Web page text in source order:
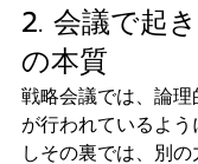
2. 会議で起
の本質
戦略会議では、論
が行われているよ
しその裏では、別